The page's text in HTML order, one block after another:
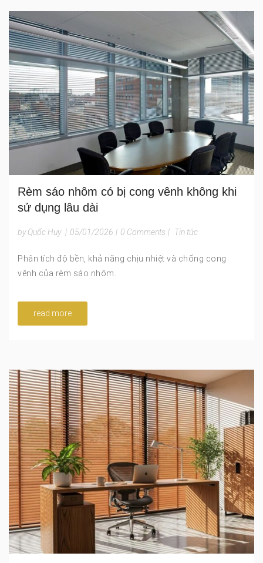
Rèm sáo nhôm có bị cong vênh không khi
sử dụng lâu dài
by Quốc Huy | 05/01/2026 | 0 Comments | Tin tức
Phân tích độ bền, khả năng chịu nhiệt và chống cong
vênh của rèm sáo nhôm.
read more